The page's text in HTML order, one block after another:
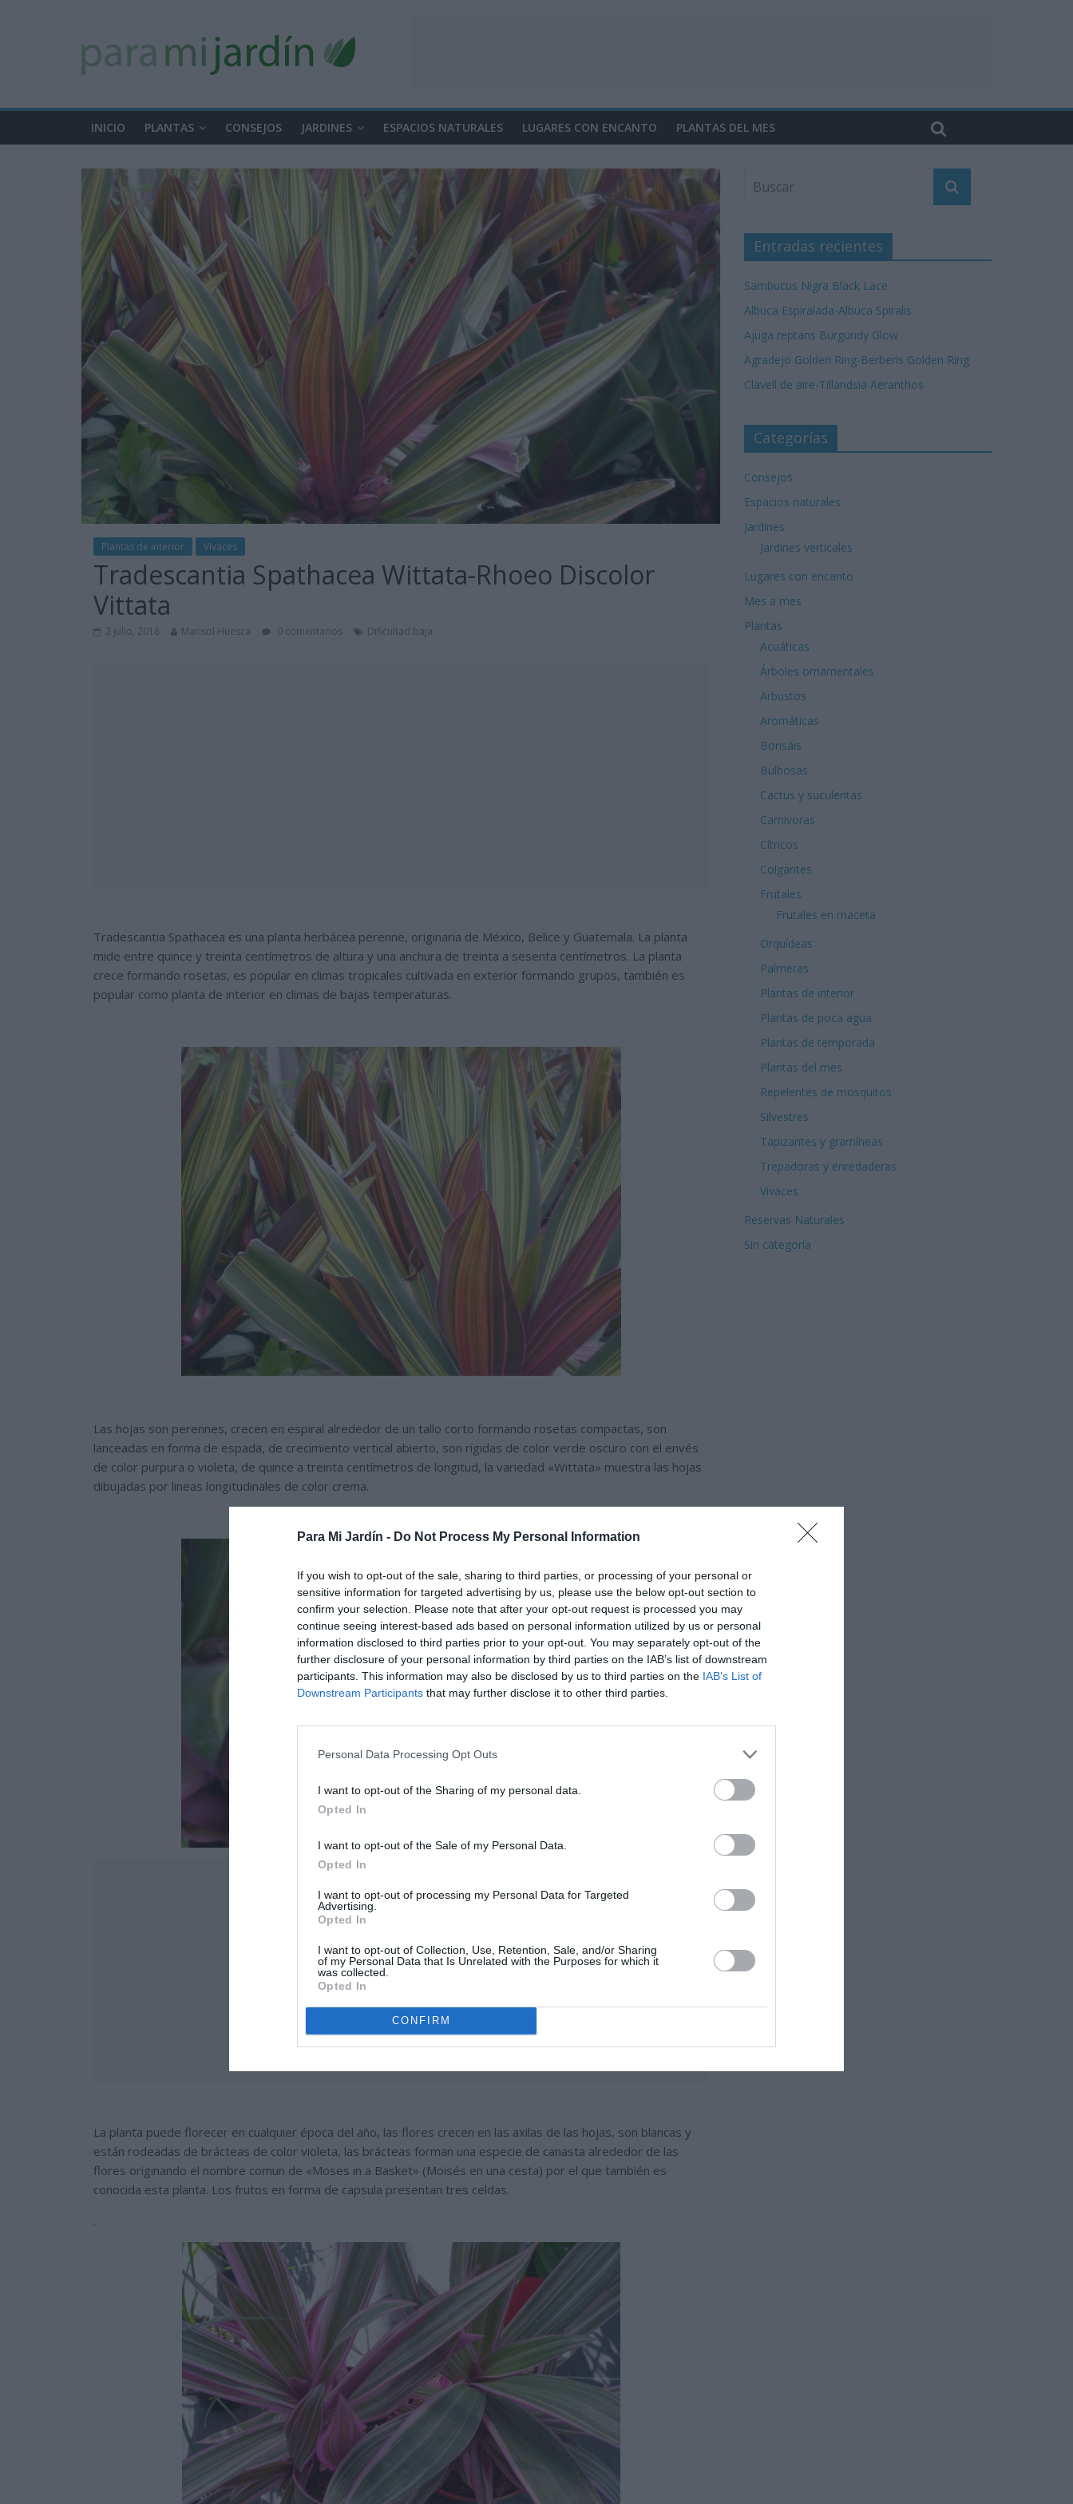
Para Mi Jardín - Do Not Process My Personal Information
If you wish to opt-out of the sale, sharing to third parties, or processing of your personal or
sensitive information for targeted advertising by us, please use the below opt-out section to
confirm your selection. Please note that after your opt-out request is processed you may
continue seeing interest-based ads based on personal information utilized by us or personal
information disclosed to third parties prior to your opt-out. You may separately opt-out of the
further disclosure of your personal information by third parties on the IAB’s list of downstream
participants. This information may also be disclosed by us to third parties on the IAB’s List of
Downstream Participants that may further disclose it to other third parties.
Personal Data Processing Opt Outs
I want to opt-out of the Sharing of my personal data.
Opted In
I want to opt-out of the Sale of my Personal Data.
Opted In
I want to opt-out of processing my Personal Data for Targeted
Advertising.
Opted In
I want to opt-out of Collection, Use, Retention, Sale, and/or Sharing
of my Personal Data that Is Unrelated with the Purposes for which it
was collected.
Opted In
CONFIRM
INICIO PLANTAS CONSEJOS JARDINES ESPACIOS NATURALES LUGARES CON ENCANTO PLANTAS DEL MES
Plantas de interior Vivaces
Tradescantia Spathacea Wittata-Rhoeo Discolor
Vittata
2 julio, 2018 Marisol Huesca 0 comentarios Dificultad baja
Tradescantia Spathacea es una planta herbácea perenne, originaria de México, Belice y Guatemala. La planta
mide entre quince y treinta centímetros de altura y una anchura de treinta a sesenta centímetros. La planta
crece formando rosetas, es popular en climas tropicales cultivada en exterior formando grupos, también es
popular como planta de interior en climas de bajas temperaturas.
Las hojas son perennes, crecen en espiral alrededor de un tallo corto formando rosetas compactas, son
lanceadas en forma de espada, de crecimiento vertical abierto, son rígidas de color verde oscuro con el envés
de color purpura o violeta, de quince a treinta centímetros de longitud, la variedad «Wittata» muestra las hojas
dibujadas por lineas longitudinales de color crema.
La planta puede florecer en cualquier época del año, las flores crecen en las axilas de las hojas, son blancas y
están rodeadas de brácteas de color violeta, las brácteas forman una especie de canasta alrededor de las
flores originando el nombre comun de «Moses in a Basket» (Moisés en una cesta) por el que también es
conocida esta planta. Los frutos en forma de capsula presentan tres celdas.
.
Entradas recientes
Sambucus Nigra Black Lace
Albuca Espiralada-Albuca Spiralis
Ajuga reptans Burgundy Glow
Agradejo Golden Ring-Berberis Golden Ring
Clavell de aire-Tillandsia Aeranthos
Categorías
Consejos
Espacios naturales
Jardines
Jardines verticales
Lugares con encanto
Mes a mes
Plantas
Acuáticas
Árboles ornamentales
Arbustos
Aromáticas
Bonsáis
Bulbosas
Cactus y suculentas
Carnívoras
Cítricos
Colgantes
Frutales
Frutales en maceta
Orquídeas
Palmeras
Plantas de interior
Plantas de poca agua
Plantas de temporada
Plantas del mes
Repelentes de mosquitos
Silvestres
Tapizantes y gramíneas
Trepadoras y enredaderas
Vivaces
Reservas Naturales
Sin categoría